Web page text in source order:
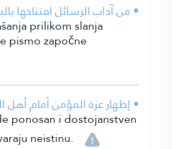
• من آداب الرسائل افتتاحها
prilikom slanja
pismo započne
• إظهار عزة المؤمن أمام
ponosan i dostojanstven
neistinu.